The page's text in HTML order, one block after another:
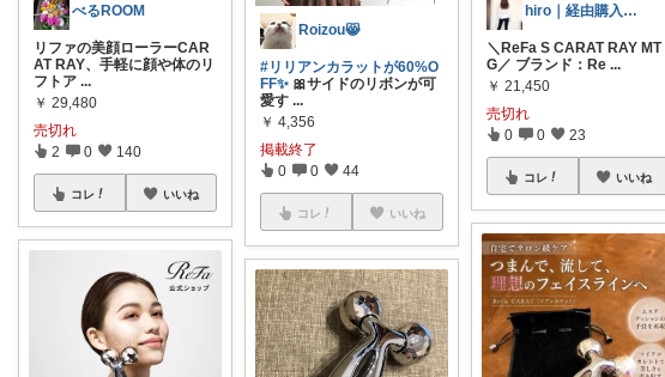
べるROOM
リファの美顔ローラーCAR
AT RAY、手軽に顔や体のリ
フトア ...
￥ 29,480
売切れ
2 0 140
コレ いいね
Roizou😸
#リリアンカラットが60%O
FF✨️ 🎀サイドのリボンが可
愛す ...
￥ 4,356
掲載終了
0 0 44
コレ いいね
hiro｜経由購入ありがとうございます✨
＼ReFa S CARAT RAY MT
G／ ブランド：Re ...
￥ 21,450
売切れ
0 0 23
コレ いいね